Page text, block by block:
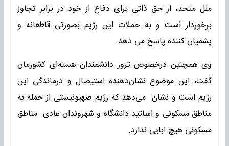
ملل متحد، از حق ذاتی برای دفاع از خود در برابر تجاوز
برخوردار است و به حملات این رژیم بصورتی قاطعانه و
پشمیان کننده پاسخ می دهد.
وی همچنین درخصوص ترور دانشمندان هسته‌ای کشورمان
گفت، این موضوع نشان‌دهنده استیصال و درماندگی این
رژیم است و نشان می‌دهد که رژیم صهیونیستی از حمله به
مناطق مسکونی و اساتید دانشگاه و شهروندان عادی مناطق
مسکونی هیچ ابایی ندارد.